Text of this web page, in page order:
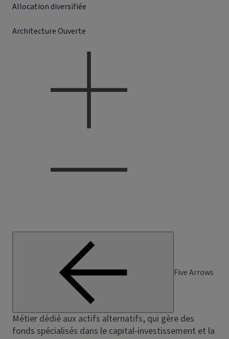
Allocation diversifiée
Architecture Ouverte
Five Arrows
Métier dédié aux actifs alternatifs, qui gère des
fonds spécialisés dans le capital-investissement et la